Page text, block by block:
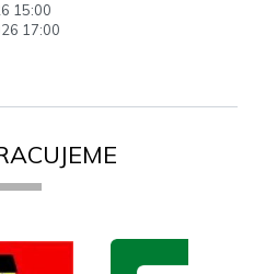
15:00
17:00